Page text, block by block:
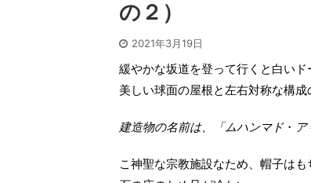
の２）
2021年3月19日
緩やかな坂道を登って行くと白いド
美しい球面の屋根と左右対称な構成
建造物の名前は、「ムハンマド・ ア
こ神聖な宗教施設なため、帽子はも